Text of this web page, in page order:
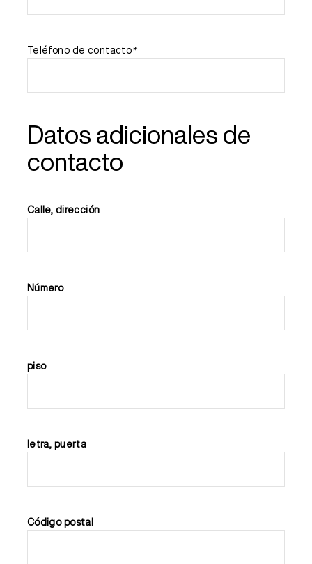
Teléfono de contacto*
Datos adicionales de
contacto
Calle, dirección
Número
piso
letra, puerta
Código postal